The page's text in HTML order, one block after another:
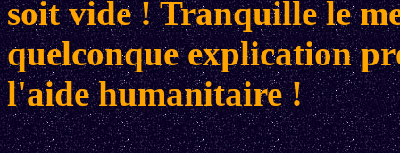
soit vide ! Tranquille le
quelconque explication
l'aide humanitaire !